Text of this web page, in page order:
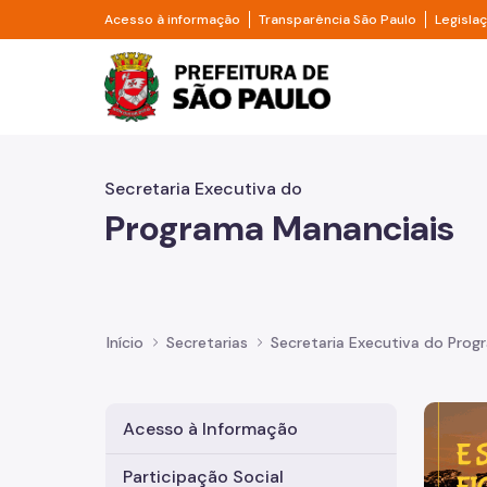
Pular para o Conteúdo principal
Acesso à informação Divisor de acesso à informação
Transparência São Paulo Divisor
Prefeitura de São
Secretaria Executiva do
Programa Mananciais
Início Secretarias Secretaria Executiva do
Acesso à Informação
Participação Social